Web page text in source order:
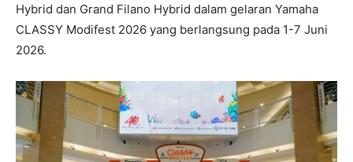
Hybrid dan Grand Filano Hybrid dalam gelaran Yamaha
CLASSY Modifest 2026 yang berlangsung pada 1-7 Juni
2026.